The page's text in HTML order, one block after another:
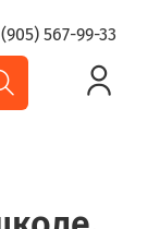
(905) 567-99-33